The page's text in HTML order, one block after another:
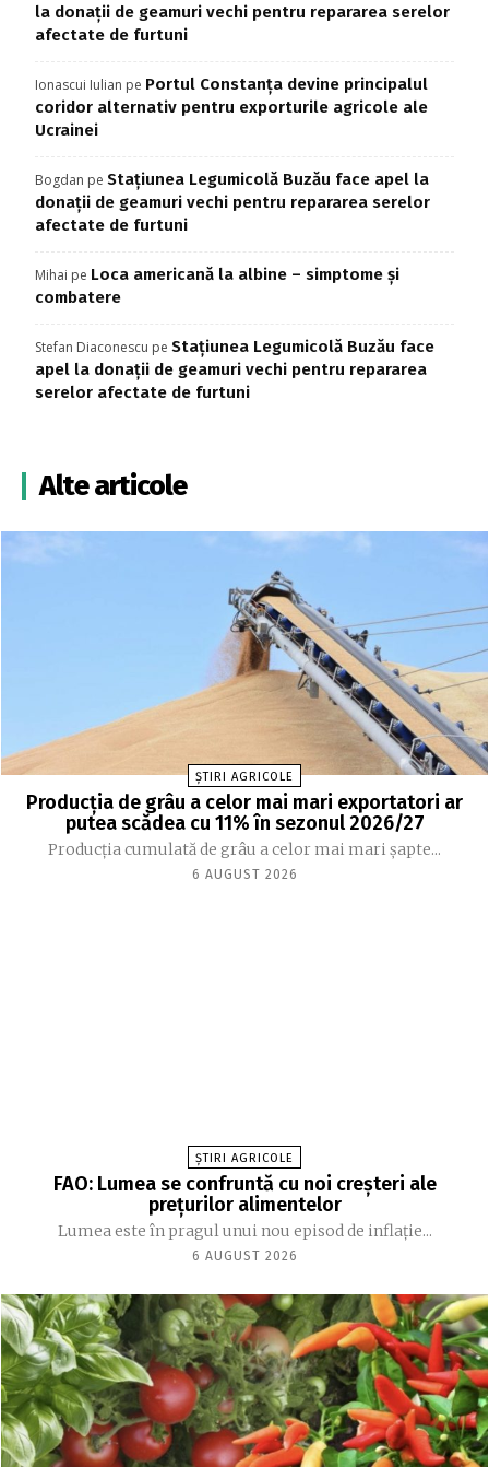
la donații de geamuri vechi pentru repararea serelor
afectate de furtuni
Ionascui Iulian pe Portul Constanța devine principalul
coridor alternativ pentru exporturile agricole ale
Ucrainei
Bogdan pe Stațiunea Legumicolă Buzău face apel la
donații de geamuri vechi pentru repararea serelor
afectate de furtuni
Mihai pe Loca americană la albine – simptome și
combatere
Stefan Diaconescu pe Stațiunea Legumicolă Buzău face
apel la donații de geamuri vechi pentru repararea
serelor afectate de furtuni
Alte articole
ȘTIRI AGRICOLE
Producția de grâu a celor mai mari exportatori ar
putea scădea cu 11% în sezonul 2026/27
Producția cumulată de grâu a celor mai mari șapte...
6 AUGUST 2026
ȘTIRI AGRICOLE
FAO: Lumea se confruntă cu noi creşteri ale
preţurilor alimentelor
Lumea este în pragul unui nou episod de inflaţie...
6 AUGUST 2026